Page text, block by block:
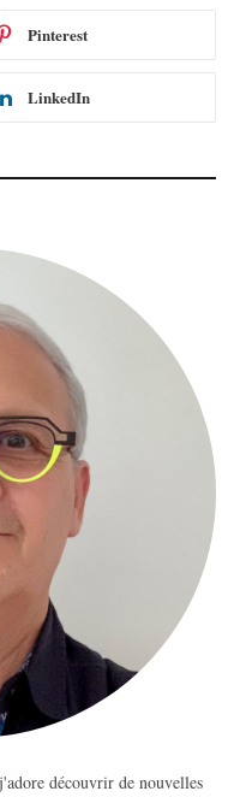
Pinterest
LinkedIn
découvrir de nouvelles